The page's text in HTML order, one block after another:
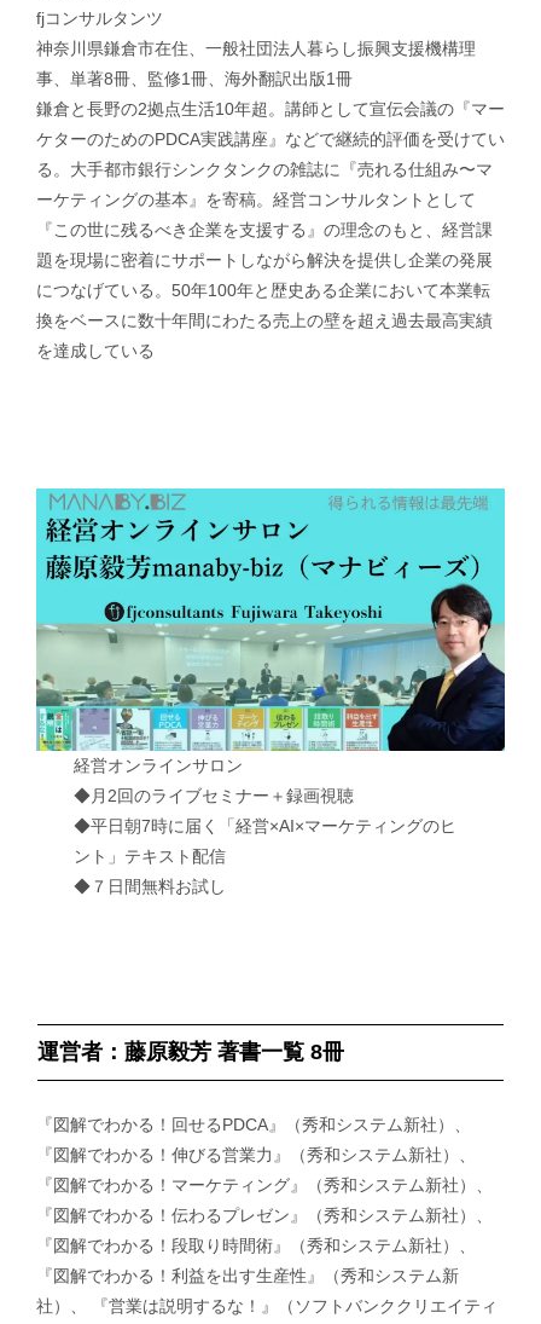
fjコンサルタンツ
神奈川県鎌倉市在住、一般社団法人暮らし振興支援機構理
事、単著8冊、監修1冊、海外翻訳出版1冊
鎌倉と長野の2拠点生活10年超。講師として宣伝会議の『マー
ケターのためのPDCA実践講座』などで継続的評価を受けてい
る。大手都市銀行シンクタンクの雑誌に『売れる仕組み〜マ
ーケティングの基本』を寄稿。経営コンサルタントとして
『この世に残るべき企業を支援する』の理念のもと、経営課
題を現場に密着にサポートしながら解決を提供し企業の発展
につなげている。50年100年と歴史ある企業において本業転
換をベースに数十年間にわたる売上の壁を超え過去最高実績
を達成している
経営オンラインサロン
◆月2回のライブセミナー＋録画視聴
◆平日朝7時に届く「経営×AI×マーケティングのヒ
ント」テキスト配信
◆７日間無料お試し
運営者：藤原毅芳 著書一覧 8冊
『図解でわかる！回せるPDCA』（秀和システム新社）、
『図解でわかる！伸びる営業力』（秀和システム新社）、
『図解でわかる！マーケティング』（秀和システム新社）、
『図解でわかる！伝わるプレゼン』（秀和システム新社）、
『図解でわかる！段取り時間術』（秀和システム新社）、
『図解でわかる！利益を出す生産性』（秀和システム新
社）、 『営業は説明するな！』（ソフトバンククリエイティ